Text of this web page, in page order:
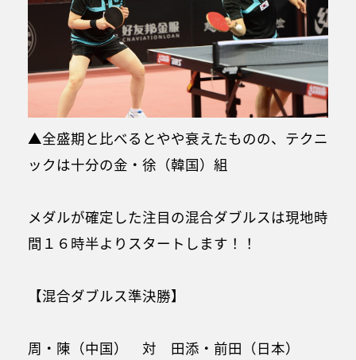
▲全盛期と比べるとやや衰えたものの、テクニ
ックは十分の金・徐（韓国）組
メダルが確定した注目の混合ダブルスは現地時
間１６時半よりスタートします！！
【混合ダブルス準決勝】
周・陳（中国） 対 田添・前田（日本）